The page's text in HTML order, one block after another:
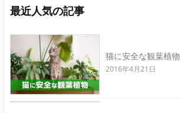
最近人気の記事
猫に安全な観葉植物
2016年4月21日